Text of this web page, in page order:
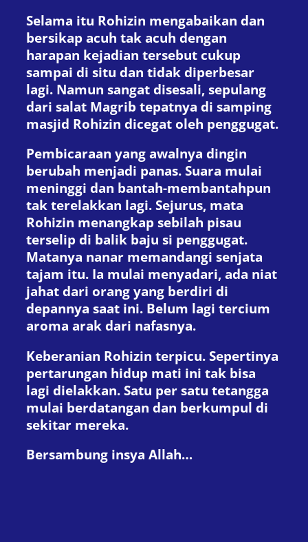
Selama itu Rohizin mengabaikan dan
bersikap acuh tak acuh dengan
harapan kejadian tersebut cukup
sampai di situ dan tidak diperbesar
lagi. Namun sangat disesali, sepulang
dari salat Magrib tepatnya di samping
masjid Rohizin dicegat oleh penggugat.
Pembicaraan yang awalnya dingin
berubah menjadi panas. Suara mulai
meninggi dan bantah-membantahpun
tak terelakkan lagi. Sejurus, mata
Rohizin menangkap sebilah pisau
terselip di balik baju si penggugat.
Matanya nanar memandangi senjata
tajam itu. Ia mulai menyadari, ada niat
jahat dari orang yang berdiri di
depannya saat ini. Belum lagi tercium
aroma arak dari nafasnya.
Keberanian Rohizin terpicu. Sepertinya
pertarungan hidup mati ini tak bisa
lagi dielakkan. Satu per satu tetangga
mulai berdatangan dan berkumpul di
sekitar mereka.
Bersambung insya Allah…